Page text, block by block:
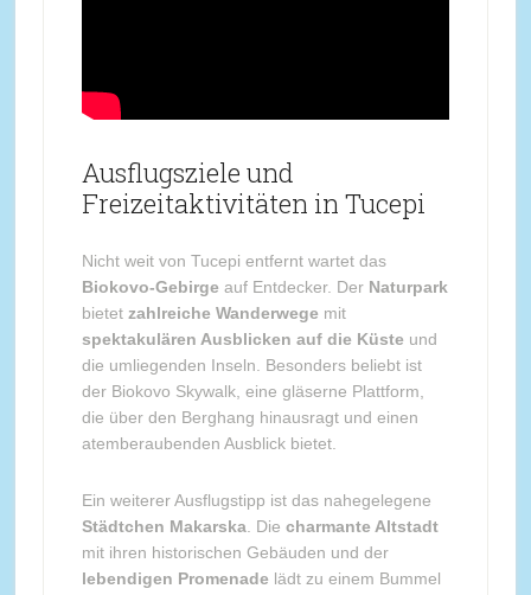
Ausflugsziele und
Freizeitaktivitäten in Tucepi
Nicht weit von Tucepi entfernt wartet das
Biokovo-Gebirge auf Entdecker. Der Naturpark
bietet zahlreiche Wanderwege mit
spektakulären Ausblicken auf die Küste und
die umliegenden Inseln. Besonders beliebt ist
der Biokovo Skywalk, eine gläserne Plattform,
die über den Berghang hinausragt und einen
atemberaubenden Ausblick bietet.
Ein weiterer Ausflugstipp ist das nahegelegene
Städtchen Makarska. Die charmante Altstadt
mit ihren historischen Gebäuden und der
lebendigen Promenade lädt zu einem Bummel